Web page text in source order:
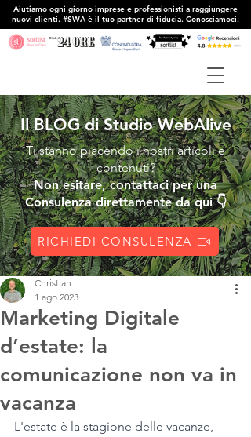
Aiutiamo ogni giorno imprese e professionisti a raggiungere
nuovi clienti. #SWA è il tuo partner di fiducia. Conosciamoci.
Il BLOG di Studio WebAlive
Ti stanno piacendo i nostri articoli e
contenuti?
Non esitare, contattaci per una
Consulenza direttamente da qui 👇
RICHIEDI CONSULENZA
Marketing Digitale
d’estate: la
comunicazione non va in
vacanza
Christian
1 ago 2023
L'estate è la stagione delle vacanze,